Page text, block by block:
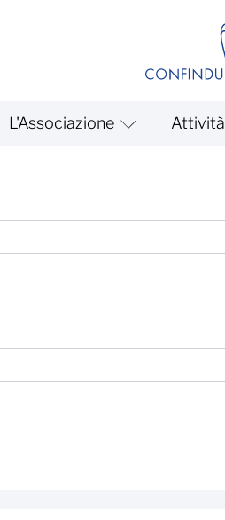
L'Associazione Attività